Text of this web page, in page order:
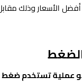
الأسعار وذلك
عملية تستخدم ضغط